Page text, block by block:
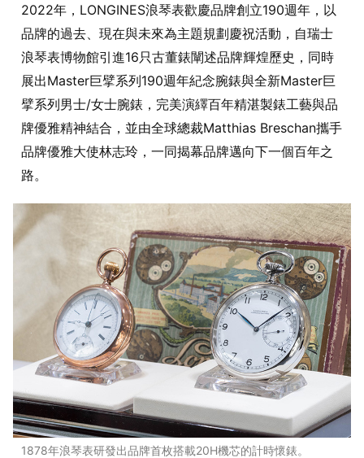
2022年，LONGINES浪琴表歡慶品牌創立190週年，以
品牌的過去、現在與未來為主題規劃慶祝活動，自瑞士
浪琴表博物館引進16只古董錶闡述品牌輝煌歷史，同時
展出Master巨擘系列190週年紀念腕錶與全新Master巨
擘系列男士/女士腕錶，完美演繹百年精湛製錶工藝與品
牌優雅精神結合，並由全球總裁Matthias Breschan攜手
品牌優雅大使林志玲，一同揭幕品牌邁向下一個百年之
路。
1878年浪琴表研發出品牌首枚搭載20H機芯的計時懷錶。